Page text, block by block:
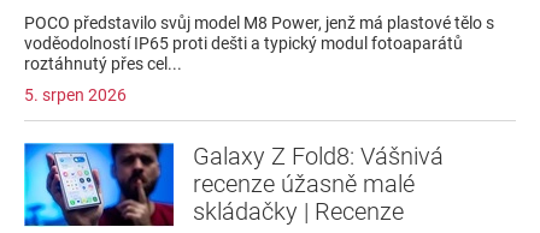
POCO představilo svůj model M8 Power, jenž má plastové tělo s
voděodolností IP65 proti dešti a typický modul fotoaparátů
roztáhnutý přes cel...
5. srpen 2026
Galaxy Z Fold8: Vášnivá
recenze úžasně malé
skládačky | Recenze